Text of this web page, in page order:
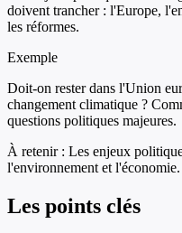
doivent trancher : l'Europe,
les réformes.
Exemple
Doit-on rester dans l'Union
changement climatique ?
questions politiques majeures.
À retenir : Les enjeux
l'environnement et l'économie.
Les points clés